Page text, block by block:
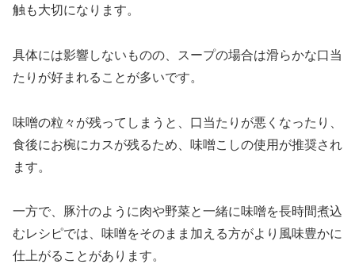
触も大切になります。
具体には影響しないものの、スープの場合は滑らかな口当
たりが好まれることが多いです。
味噌の粒々が残ってしまうと、口当たりが悪くなったり、
食後にお椀にカスが残るため、味噌こしの使用が推奨され
ます。
一方で、豚汁のように肉や野菜と一緒に味噌を長時間煮込
むレシピでは、味噌をそのまま加える方がより風味豊かに
仕上がることがあります。